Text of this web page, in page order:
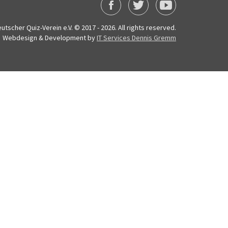
Quiz-Verein e.V. © 2017 - 2026. All rights reserved.
Webdesign & Development byIT Services Dennis Gremm